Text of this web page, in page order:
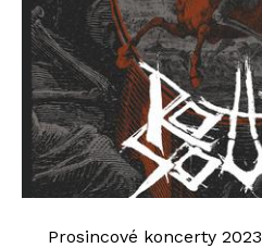
Prosincové koncerty 2023